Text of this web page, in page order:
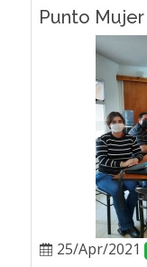
Punto Mujer
25/Apr/2021